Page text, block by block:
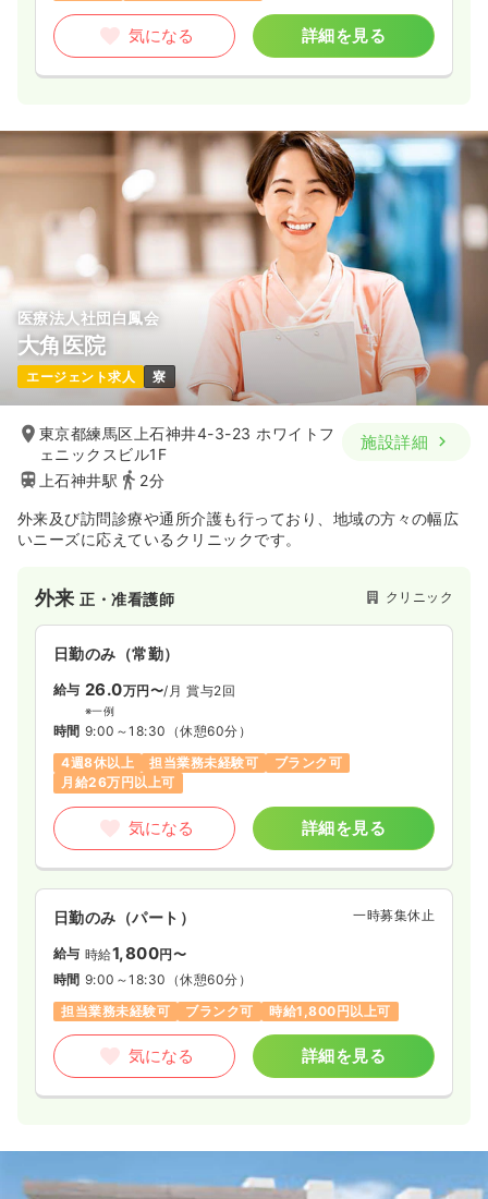
気になる 詳細を見る
医療法人社団白鳳会
大角医院
エージェント求人 寮
東京都練馬区上石神井4-3-23 ホワイトフ
ェニックスビル1F
上石神井駅
2分
施設詳細
外来及び訪問診療や通所介護も行っており、地域の方々の幅広
いニーズに応えているクリニックです。
外来正・准看護師 クリニック
日勤のみ（常勤）
給与 26.0万円〜/月 賞与2回
※一例
時間 9:00～18:30 （休憩60分）
4週8休以上
担当業務未経験可
ブランク可
月給26万円以上可
気になる 詳細を見る
日勤のみ（パート） 一時募集休止
給与 時給1,800円〜
時間 9:00～18:30 （休憩60分）
担当業務未経験可
ブランク可 時給1,800円以上可
気になる 詳細を見る